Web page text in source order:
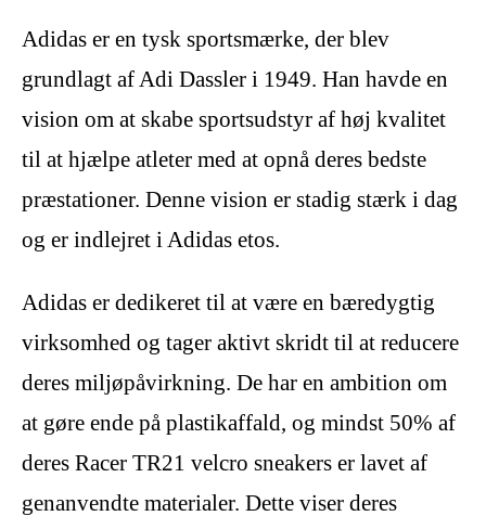
Adidas er en tysk sportsmærke, der blev
grundlagt af Adi Dassler i 1949. Han havde en
vision om at skabe sportsudstyr af høj kvalitet
til at hjælpe atleter med at opnå deres bedste
præstationer. Denne vision er stadig stærk i dag
og er indlejret i Adidas etos.
Adidas er dedikeret til at være en bæredygtig
virksomhed og tager aktivt skridt til at reducere
deres miljøpåvirkning. De har en ambition om
at gøre ende på plastikaffald, og mindst 50% af
deres Racer TR21 velcro sneakers er lavet af
genanvendte materialer. Dette viser deres